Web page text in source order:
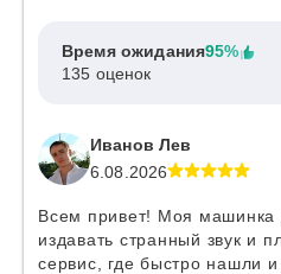
Время ожидания95%
135 оценок
Иванов Лев
6.08.2026
Всем привет! Моя машинка
издавать странный звук и
сервис, где быстро нашли